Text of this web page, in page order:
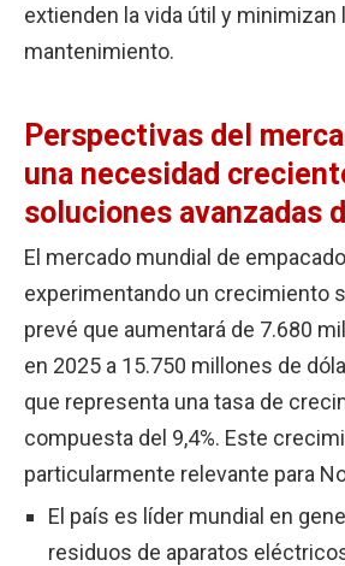
extienden la vida útil y
mantenimiento.
Perspectivas del
una necesidad
soluciones avanzadas
El mercado mundial de
experimentando un crecimiento
prevé que aumentará de 7.680
en 2025 a 15.750 millones de
que representa una tasa de
compuesta del 9,4%. Este
particularmente relevante para
El país es líder mundial en
residuos de aparatos